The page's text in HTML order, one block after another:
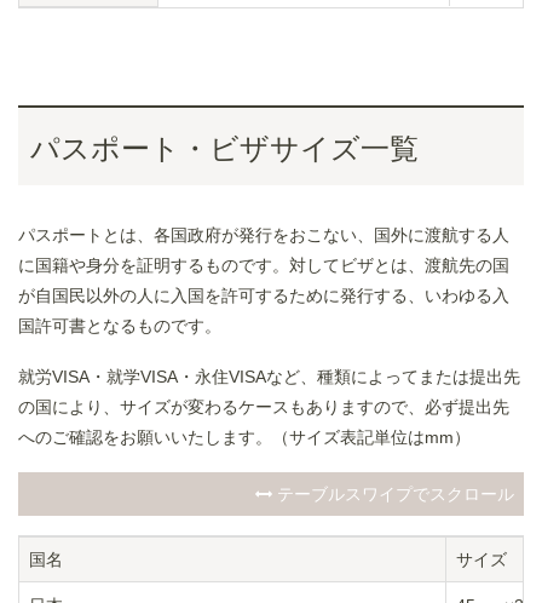
パスポート・ビザサイズ一覧
パスポートとは、各国政府が発行をおこない、国外に渡航する人
に国籍や身分を証明するものです。対してビザとは、渡航先の国
が自国民以外の人に入国を許可するために発行する、いわゆる入
国許可書となるものです。
就労VISA・就学VISA・永住VISAなど、種類によってまたは提出先
の国により、サイズが変わるケースもありますので、必ず提出先
へのご確認をお願いいたします。（サイズ表記単位はmm）
テーブルスワイプでスクロール
国名 サイズ